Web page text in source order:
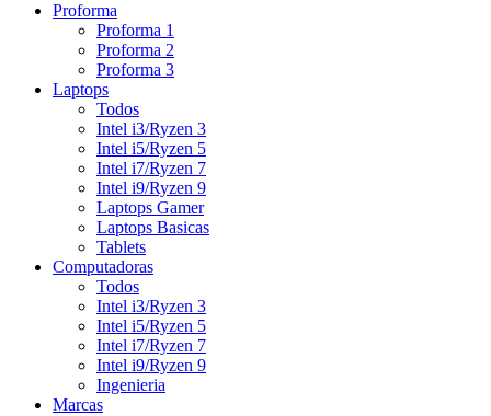
Proforma
Proforma 1
Proforma 2
Proforma 3
Laptops
Todos
Intel i3/Ryzen 3
Intel i5/Ryzen 5
Intel i7/Ryzen 7
Intel i9/Ryzen 9
Laptops Gamer
Laptops Basicas
Tablets
Computadoras
Todos
Intel i3/Ryzen 3
Intel i5/Ryzen 5
Intel i7/Ryzen 7
Intel i9/Ryzen 9
Ingenieria
Marcas